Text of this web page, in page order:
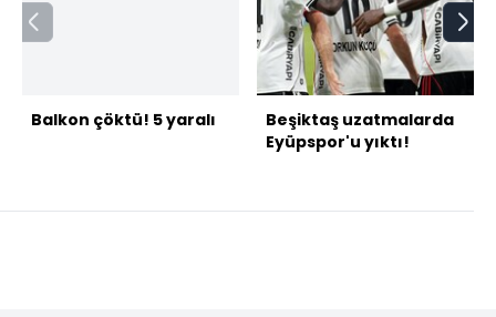
Balkon çöktü! 5 yaralı
Beşiktaş uzatmalarda
Eyüpspor'u yıktı!